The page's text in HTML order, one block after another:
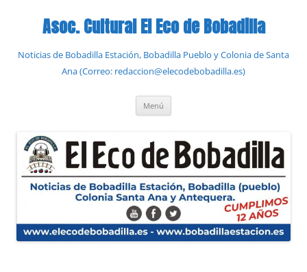
contenidoAsoc. Cultural El Eco de Bobadilla
Noticias de Bobadilla Estación, Bobadilla Pueblo y Colonia de Santa
Ana (Correo: redaccion@elecodebobadilla.es)
Menú